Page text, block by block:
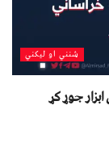
شنني او لیکني
جوړ کړ